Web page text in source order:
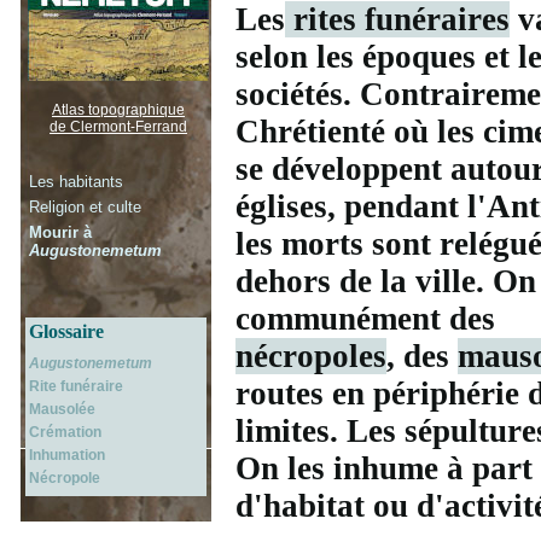
Les rites funéraires
selon les époques et
sociétés.
Chrétienté où les
se développent
églises, pendant
les morts sont
dehors de la ville.
communément des
nécropoles, des
routes en périphérie
limites. Les
On les inhume à
d'habitat ou
Atlas topographique
de Clermont-Ferrand
Les habitants
Religion et culte
Mourir à
Augustonemetum
Glossaire
Augustonemetum
Rite funéraire
Mausolée
Crémation
Inhumation
Nécropole